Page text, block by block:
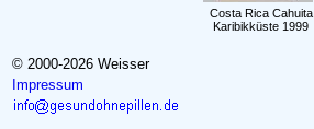
Costa Rica Cahuita
Karibikküste 1999
© 2000-2026 Weisser
Impressum